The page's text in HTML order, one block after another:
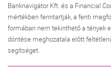
Banknavigátor Kft. és a Financial
mértékben fenntartják, a fenti
formában nem tekinthető a tények
döntése meghozatala előtt
segítséget.